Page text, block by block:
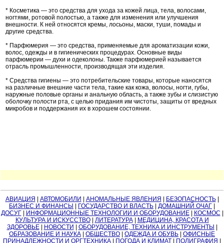
* Косметика — это средства для ухода за кожей лица, тела, волосами,
ногтями, ротовой полостью, а также для изменения или улучшения
внешности. К ней относятся кремы, лосьоны, маски, туши, помады и
другие средства.
* Парфюмерия — это средства, применяемые для ароматизации кожи,
волос, одежды и в гигиенических процедурах. Основные виды
парфюмерии — духи и одеколоны. Также парфюмерией называется
отрасль промышленности, производящая эти изделия.
* Средства гигиены — это потребительские товары, которые наносятся
на различные внешние части тела, такие как кожа, волосы, ногти, губы,
наружные половые органы и анальную область, а также зубы и слизистую
оболочку полости рта, с целью придания им чистоты, защиты от вредных
микробов и поддержания их в хорошем состоянии.
АВИАЦИЯ АВТОМОБИЛИ АНОМАЛЬНЫЕ ЯВЛЕНИЯ БЕЗОПАСНОСТЬ|
БИЗНЕС И ФИНАНСЫ
ГОСУДАРСТВО И ВЛАСТЬ ДОМАШНИЙ ОЧАГ
ДОСУГ| ИНФОРМАЦИОННЫЕ ТЕХНОЛОГИИ И ОБОРУДОВАНИЕ| КОСМОС
КУЛЬТУРА И ИСКУССТВО| ЛИТЕРАТУРА|
МЕДИЦИНА, КРАСОТА И
ЗДОРОВЬЕ| НОВОСТИ ОБОРУДОВАНИЕ, ТЕХНИКА И ИНСТРУМЕНТЫ
ОБРАЗОВАНИЕ И НАУКА
ОБЩЕСТВО ОДЕЖДА И ОБУВЬ
ОФИСНЫЕ
ПРИНАДЛЕЖНОСТИ И ОРГТЕХНИКА
ПОГОДА И КЛИМАТ ПОЛИГРАФИЯ